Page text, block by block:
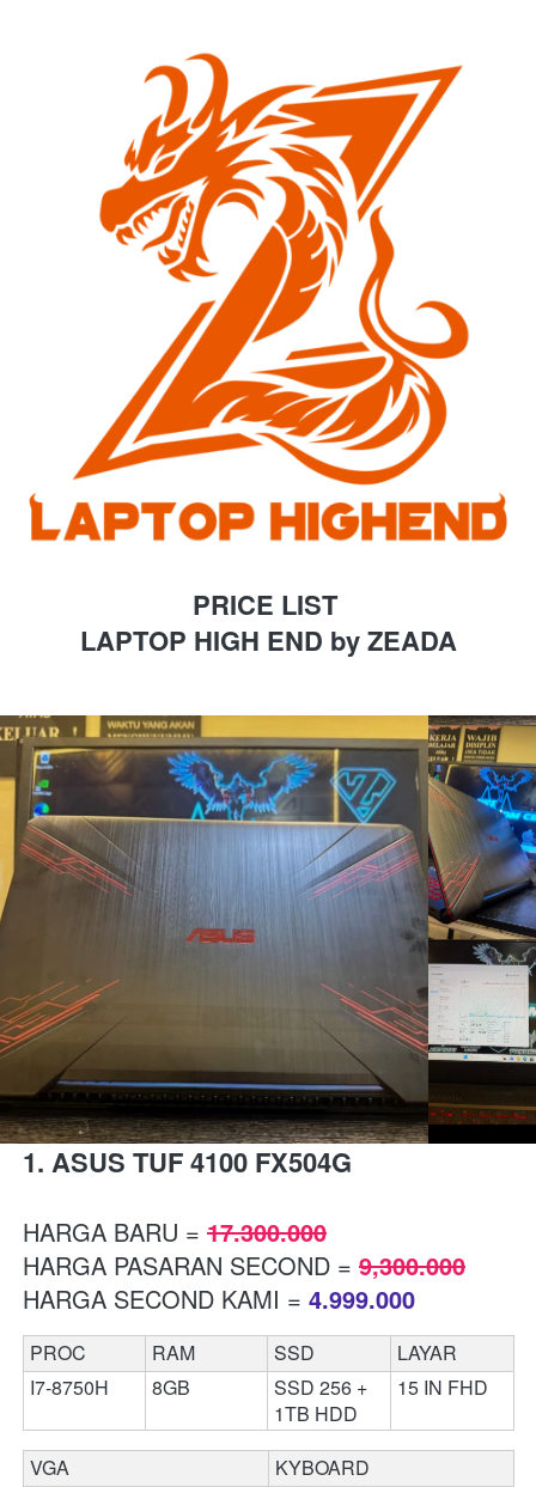
PRICE LIST
LAPTOP HIGH END by ZEADA
1. ASUS TUF 4100 FX504G
HARGA BARU = 17.300.000
HARGA PASARAN SECOND = 9,300.000
HARGA SECOND KAMI = 4.999.000
PROC RAM SSD
LAYAR
I7-8750H
8GB
SSD 256 +
1TB HDD
15 IN FHD
VGA
KYBOARD